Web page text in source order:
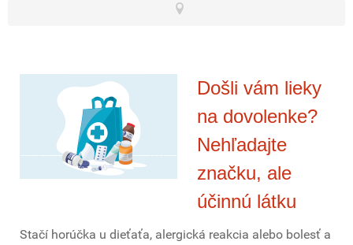
Došli vám lieky
na dovolenke?
Nehľadajte
značku, ale
účinnú látku
Stačí horúčka u dieťaťa, alergická reakcia alebo bolesť a